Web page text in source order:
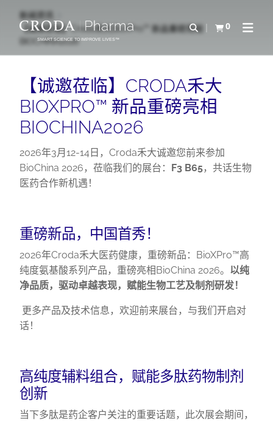
CONTENT
MENU
SMART SCIENCE TO IMPROVE LIVES™
Open Search
0
查看购物车Open
新闻资讯
【诚邀莅临】Croda禾大BioXPro™ 新品重磅亮相
BIOCHINA2026
【诚邀莅临】CRODA禾大
BIOXPRO™ 新品重磅亮相
BIOCHINA2026
2026年3月12-14日，Croda禾大诚邀您前来参加
BioChina 2026，莅临我们的展台： F3 B65，共话生物
医药合作新机遇！
重磅新品，中国首秀！
2026年Croda禾大医药健康，重磅新品：BioXPro™高
纯度氨基酸系列产品，重磅亮相BioChina 2026。 以纯
净品质，驱动卓越表现，赋能生物工艺及制剂研发！
更多产品及技术信息，欢迎前来展台，与我们开启对
话！
高纯度辅料组合，赋能多肽药物制剂
创新
当下多肽是药企客户关注的重要话题，此次展会期间，